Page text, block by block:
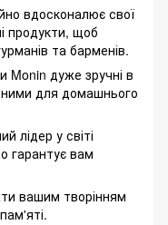
вдосконалює свої
продукти, щоб
та барменів.
Monin дуже зручні в
для домашнього
лідер у світі
гарантує вам
вашим творінням